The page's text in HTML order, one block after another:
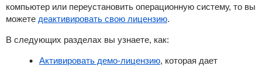
компьютер или переустановить операционную систему, то вы
можете деактивировать свою лицензию.
В следующих разделах вы узнаете, как:
Активировать демо-лицензию, которая дает